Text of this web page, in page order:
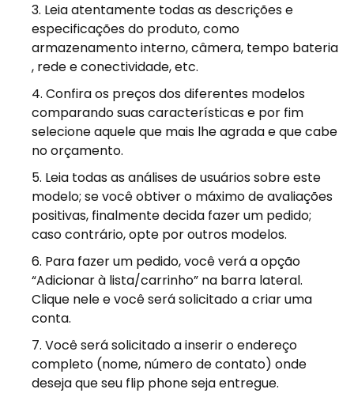
Leia atentamente todas as descrições e
especificações do produto, como
armazenamento interno, câmera, tempo bateria
, rede e conectividade, etc.
Confira os preços dos diferentes modelos
comparando suas características e por fim
selecione aquele que mais lhe agrada e que cabe
no orçamento.
Leia todas as análises de usuários sobre este
modelo; se você obtiver o máximo de avaliações
positivas, finalmente decida fazer um pedido;
caso contrário, opte por outros modelos.
Para fazer um pedido, você verá a opção
“Adicionar à lista/carrinho” na barra lateral.
Clique nele e você será solicitado a criar uma
conta.
Você será solicitado a inserir o endereço
completo (nome, número de contato) onde
deseja que seu flip phone seja entregue.